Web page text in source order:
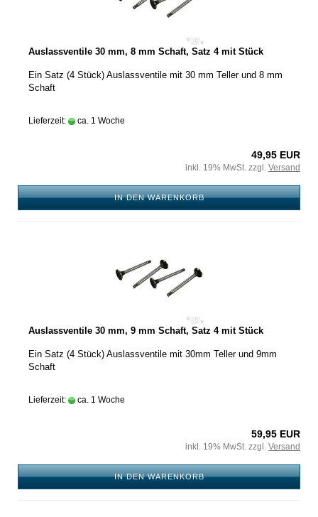
Auslassventile 30 mm, 8 mm Schaft, Satz 4 mit Stück
Ein Satz (4 Stück) Auslassventile mit 30 mm Teller und 8 mm
Schaft
Lieferzeit: ca. 1 Woche
49,95 EUR
inkl. 19% MwSt. zzgl. Versand
IN DEN WARENKORB
Auslassventile 30 mm, 9 mm Schaft, Satz 4 mit Stück
Ein Satz (4 Stück) Auslassventile mit 30mm Teller und 9mm
Schaft
Lieferzeit: ca. 1 Woche
59,95 EUR
inkl. 19% MwSt. zzgl. Versand
IN DEN WARENKORB